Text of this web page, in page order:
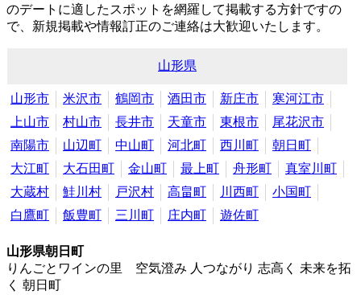
のデートに適したスポットを網羅して掲載する方針ですの
で、新規掲載や情報訂正のご連絡は大歓迎いたします。
山形県
山形市 米沢市 鶴岡市 酒田市 新庄市
寒河江市
上山市
村山市 長井市 天童市 東根市
尾花沢市
南陽市
山辺町 中山町 河北町 西川町
朝日町
大江町
大石田町 金山町 最上町 舟形町
真室川町
大蔵村
鮭川村 戸沢村 高畠町 川西町
小国町
白鷹町
飯豊町 三川町 庄内町 遊佐町
山形県朝日町
りんごとワインの里 空気澄み 人つながり 志高く 未来を拓
く 朝日町